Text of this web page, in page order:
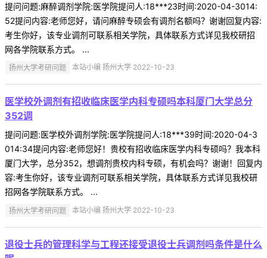
提问问题:麻醉调剂学院:医学院提问人:18***23时间:2020-04-3014:
52提问内容:老师您好，请问麻醉专硕会有调剂名额吗？谢谢回复内容:
考生你好，该专业调剂可联系相关学院，具体联系方式详见我校研招
网各学院联系方式。 ...
扬州大学考研问题 本站小编 扬州大学 2022-10-23
医学校外调剂有招收临床医学内科专硕吗本科厦门大学总分
352调
提问问题:医学校外调剂学院:医学院提问人:18***39时间:2020-04-3
014:34提问内容:老师您好！贵校有招收临床医学内科专硕吗？我本科
厦门大学，总分352，想调剂贵校内科专硕，有机会吗？谢谢！回复内
容:考生你好，该专业调剂可联系相关学院，具体联系方式详见我校研
招网各学院联系方式。 ...
扬州大学考研问题 本站小编 扬州大学 2022-10-23
退役士兵的管理科学与工程还接受退役士兵调剂吗条件是什么